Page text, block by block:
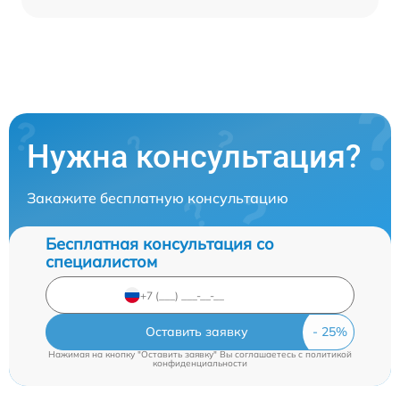
Нужна консультация?
Закажите бесплатную консультацию
Бесплатная консультация со
специалистом
Оставить заявку
Нажимая на кнопку "Оставить заявку" Вы соглашаетесь cполитикой
конфиденциальности